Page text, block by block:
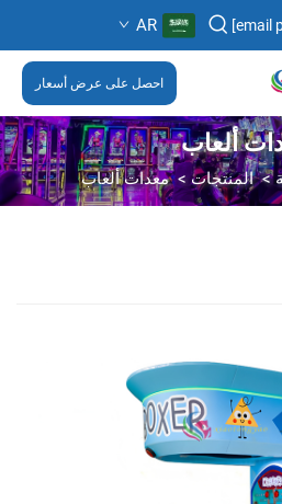
AR
احصل على عرض أسعار
ألعاب
>المنتجات >معدات ألعاب